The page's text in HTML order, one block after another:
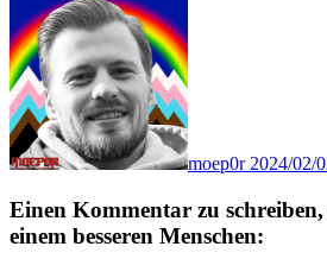
moep0r2024/02/
Einen Kommentar zu
einem besseren Menschen: